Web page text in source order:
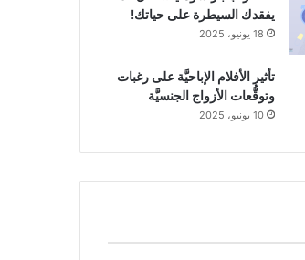
يفقدك السيطرة على حياتك!
18 يونيو، 2025
تأثير الأفلام الإباحيَّة على رغبات
وتوقُّعات الأزواج الجنسيَّة
10 يونيو، 2025